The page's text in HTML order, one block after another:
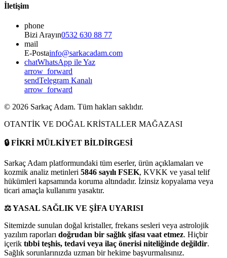
İletişim
phone
Bizi Arayın0532 630 88 77
mail
E-Postainfo@sarkacadam.com
chatWhatsApp ile Yaz
arrow_forward
sendTelegram Kanalı
arrow_forward
© 2026 Sarkaç Adam. Tüm hakları saklıdır.
OTANTİK VE DOĞAL KRİSTALLER MAĞAZASI
🔒FİKRİ MÜLKİYET BİLDİRGESİ
Sarkaç Adam platformundaki tüm eserler, ürün açıklamaları ve
kozmik analiz metinleri 5846 sayılı FSEK, KVKK ve yasal telif
hükümleri kapsamında koruma altındadır. İzinsiz kopyalama veya
ticari amaçla kullanımı yasaktır.
⚖️YASAL SAĞLIK VE ŞİFA UYARISI
Sitemizde sunulan doğal kristaller, frekans sesleri veya astrolojik
yazılım raporları doğrudan bir sağlık şifası vaat etmez. Hiçbir
içerik tıbbi teşhis, tedavi veya ilaç önerisi niteliğinde değildir.
Sağlık sorunlarınızda uzman bir hekime başvurmalısınız.